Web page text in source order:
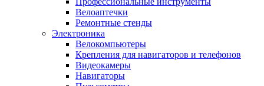
Велоаптечки
Ремонтные стенды
Электроника
Велокомпьютеры
Крепления для навигаторов и телефонов
Видеокамеры
Навигаторы